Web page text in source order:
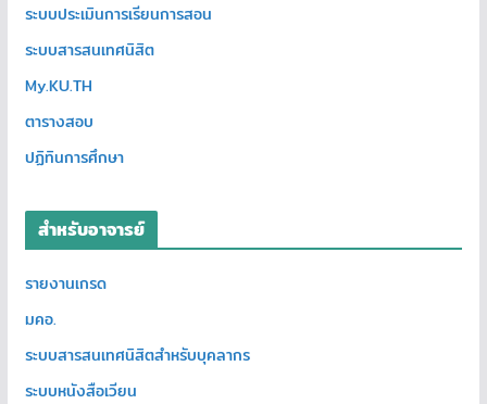
ระบบประเมินการเรียนการสอน
ระบบสารสนเทศนิสิต
My.KU.TH
ตารางสอบ
ปฏิทินการศึกษา
สำหรับอาจารย์
รายงานเกรด
มคอ.
ระบบสารสนเทศนิสิตสำหรับบุคลากร
ระบบหนังสือเวียน